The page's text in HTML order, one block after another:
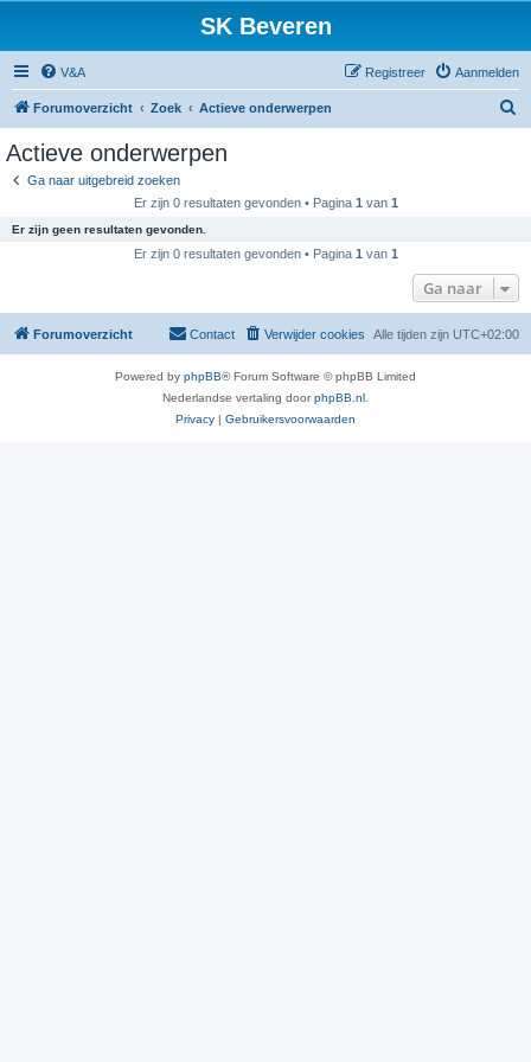
SK Beveren
V&A Aanmelden
Registreer
Forumoverzicht Zoek Actieve onderwerpen
Actieve onderwerpen
Ga naar uitgebreid zoeken
Er zijn 0 resultaten gevonden • Pagina 1 van 1
Er zijn geen resultaten gevonden.
Er zijn 0 resultaten gevonden • Pagina 1 van 1
Ga naar
Forumoverzicht Alle tijden zijn UTC+02:00
Verwijder cookies
Contact
Powered by phpBB® Forum Software © phpBB Limited
Nederlandse vertaling doorphpBB.nl
Privacy | Gebruikersvoorwaarden